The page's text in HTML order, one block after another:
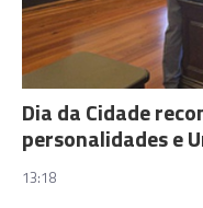
Dia da Cidade
personalidades e
13:18